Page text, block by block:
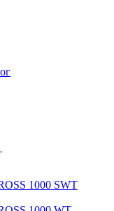
1000 SWT